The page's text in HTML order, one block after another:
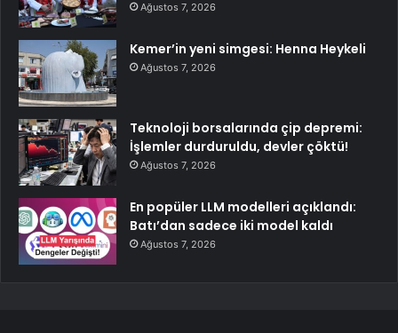
Ağustos 7, 2026
Kemer’in yeni simgesi: Henna Heykeli
Ağustos 7, 2026
Teknoloji borsalarında çip depremi:
İşlemler durduruldu, devler çöktü!
Ağustos 7, 2026
En popüler LLM modelleri açıklandı:
Batı’dan sadece iki model kaldı
Ağustos 7, 2026